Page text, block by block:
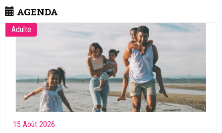
AGENDA
Adulte
15 Août 2026